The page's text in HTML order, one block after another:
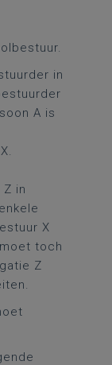
in
A is
in
X
toch
Z